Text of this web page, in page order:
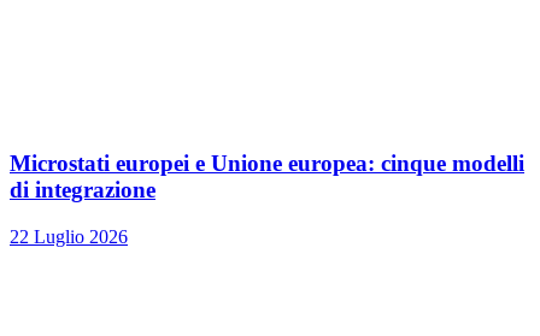
Microstati europei e Unione europea: cinque modelli
di integrazione
22 Luglio 2026